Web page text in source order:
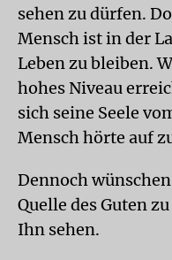
sehen zu dürfen.
Mensch ist in der
Leben zu bleiben.
hohes Niveau
sich seine Seele
Mensch hörte auf
Dennoch
Quelle des Guten
Ihn sehen.